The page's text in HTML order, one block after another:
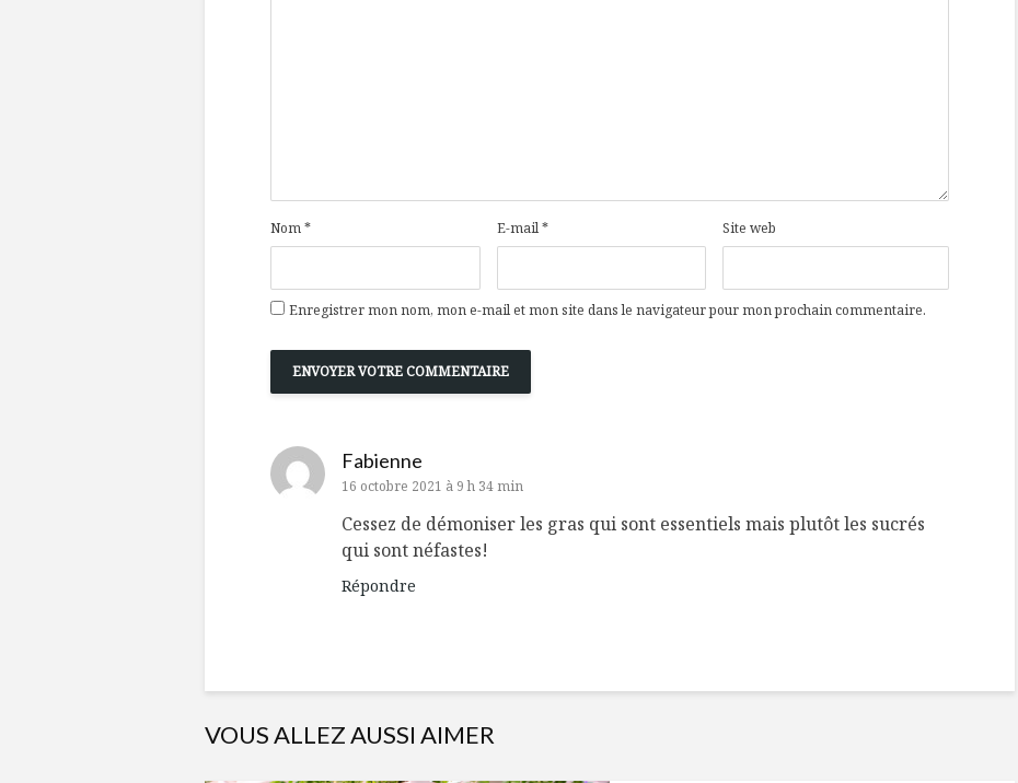
Nom* E-mail* Site web
Enregistrer mon nom, mon e-mail et mon site dans le navigateur pour mon prochain commentaire.
Fabienne
16 octobre 2021 à 9 h 34 min
Cessez de démoniser les gras qui sont essentiels mais plutôt les sucrés
qui sont néfastes!
Répondre
VOUS ALLEZ AUSSI AIMER